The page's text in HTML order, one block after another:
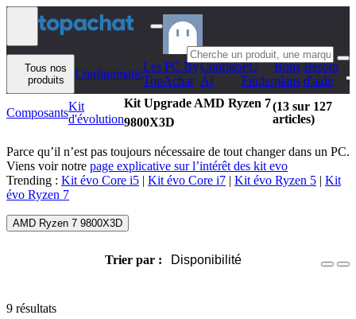
Aller au contenu
Tous nos
produits
Configomatic
Les PC By
TopAchat
Configo
Ai
PC
Finder
Bons
plans
Besoin
d'aide
ComposantsKit
d'évolution
Kit Upgrade AMD Ryzen 7
9800X3D
(13 sur 127
articles)
Parce qu’il n’est pas toujours nécessaire de tout changer dans un PC.
Viens voir notre page explicative sur l’intérêt des kit evo
Trending : Kit évo Core i5 | Kit évo Core i7 | Kit évo Ryzen 5 | Kit
évo Ryzen 7
AMD Ryzen 7 9800X3D
Trier par : Disponibilité
9 résultats